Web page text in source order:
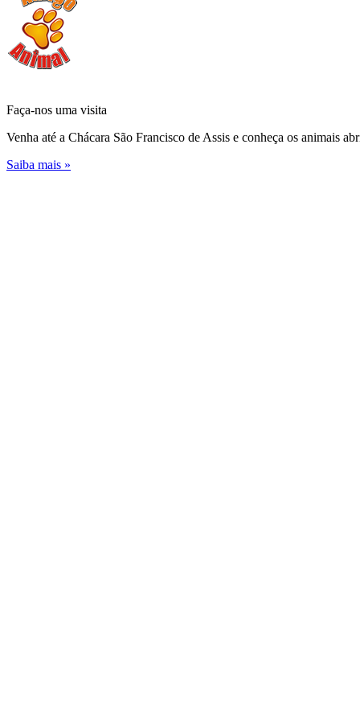
Faça-nos uma visita
Venha até a Chácara São Francisco de Assis e conheça os animais
Saiba mais »